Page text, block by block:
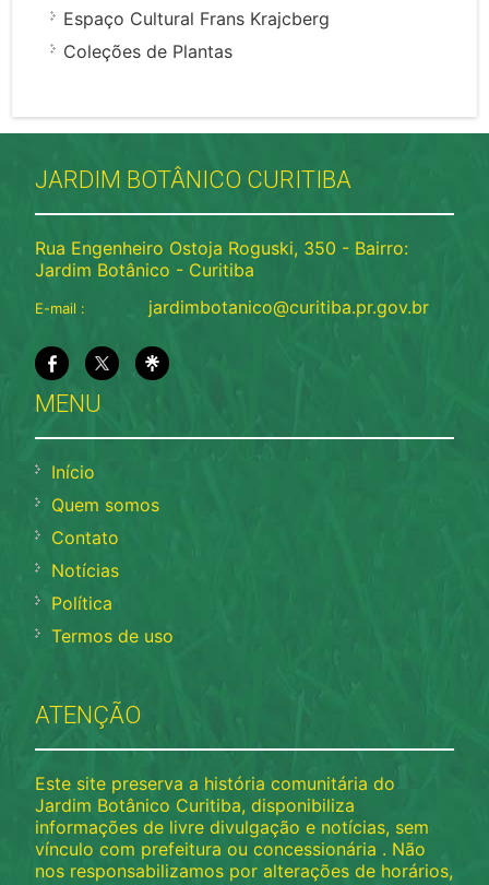
Espaço Cultural Frans Krajcberg
Coleções de Plantas
JARDIM BOTÂNICO CURITIBA
Rua Engenheiro Ostoja Roguski, 350 - Bairro:
Jardim Botânico - Curitiba
E-mail : jardimbotanico@curitiba.pr.gov.br
MENU
Início
Quem somos
Contato
Notícias
Política
Termos de uso
ATENÇÃO
Este site preserva a história comunitária do
Jardim Botânico Curitiba, disponibiliza
informações de livre divulgação e notícias, sem
vínculo com prefeitura ou concessionária . Não
nos responsabilizamos por alterações de horários,